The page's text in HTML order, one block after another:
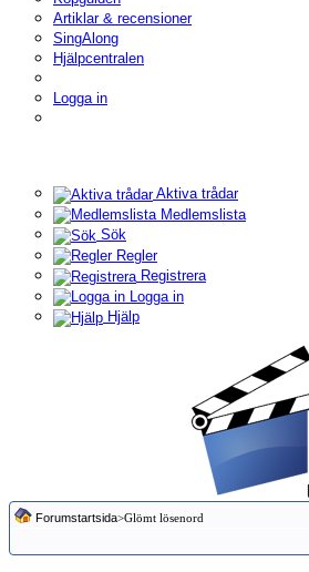
Artiklar & recensioner
SingAlong
Hjälpcentralen
Logga in
Aktiva trådar
Medlemslista
Sök
Regler
Registrera
Logga in
Hjälp
Forumstartsida>Glömt lösenord